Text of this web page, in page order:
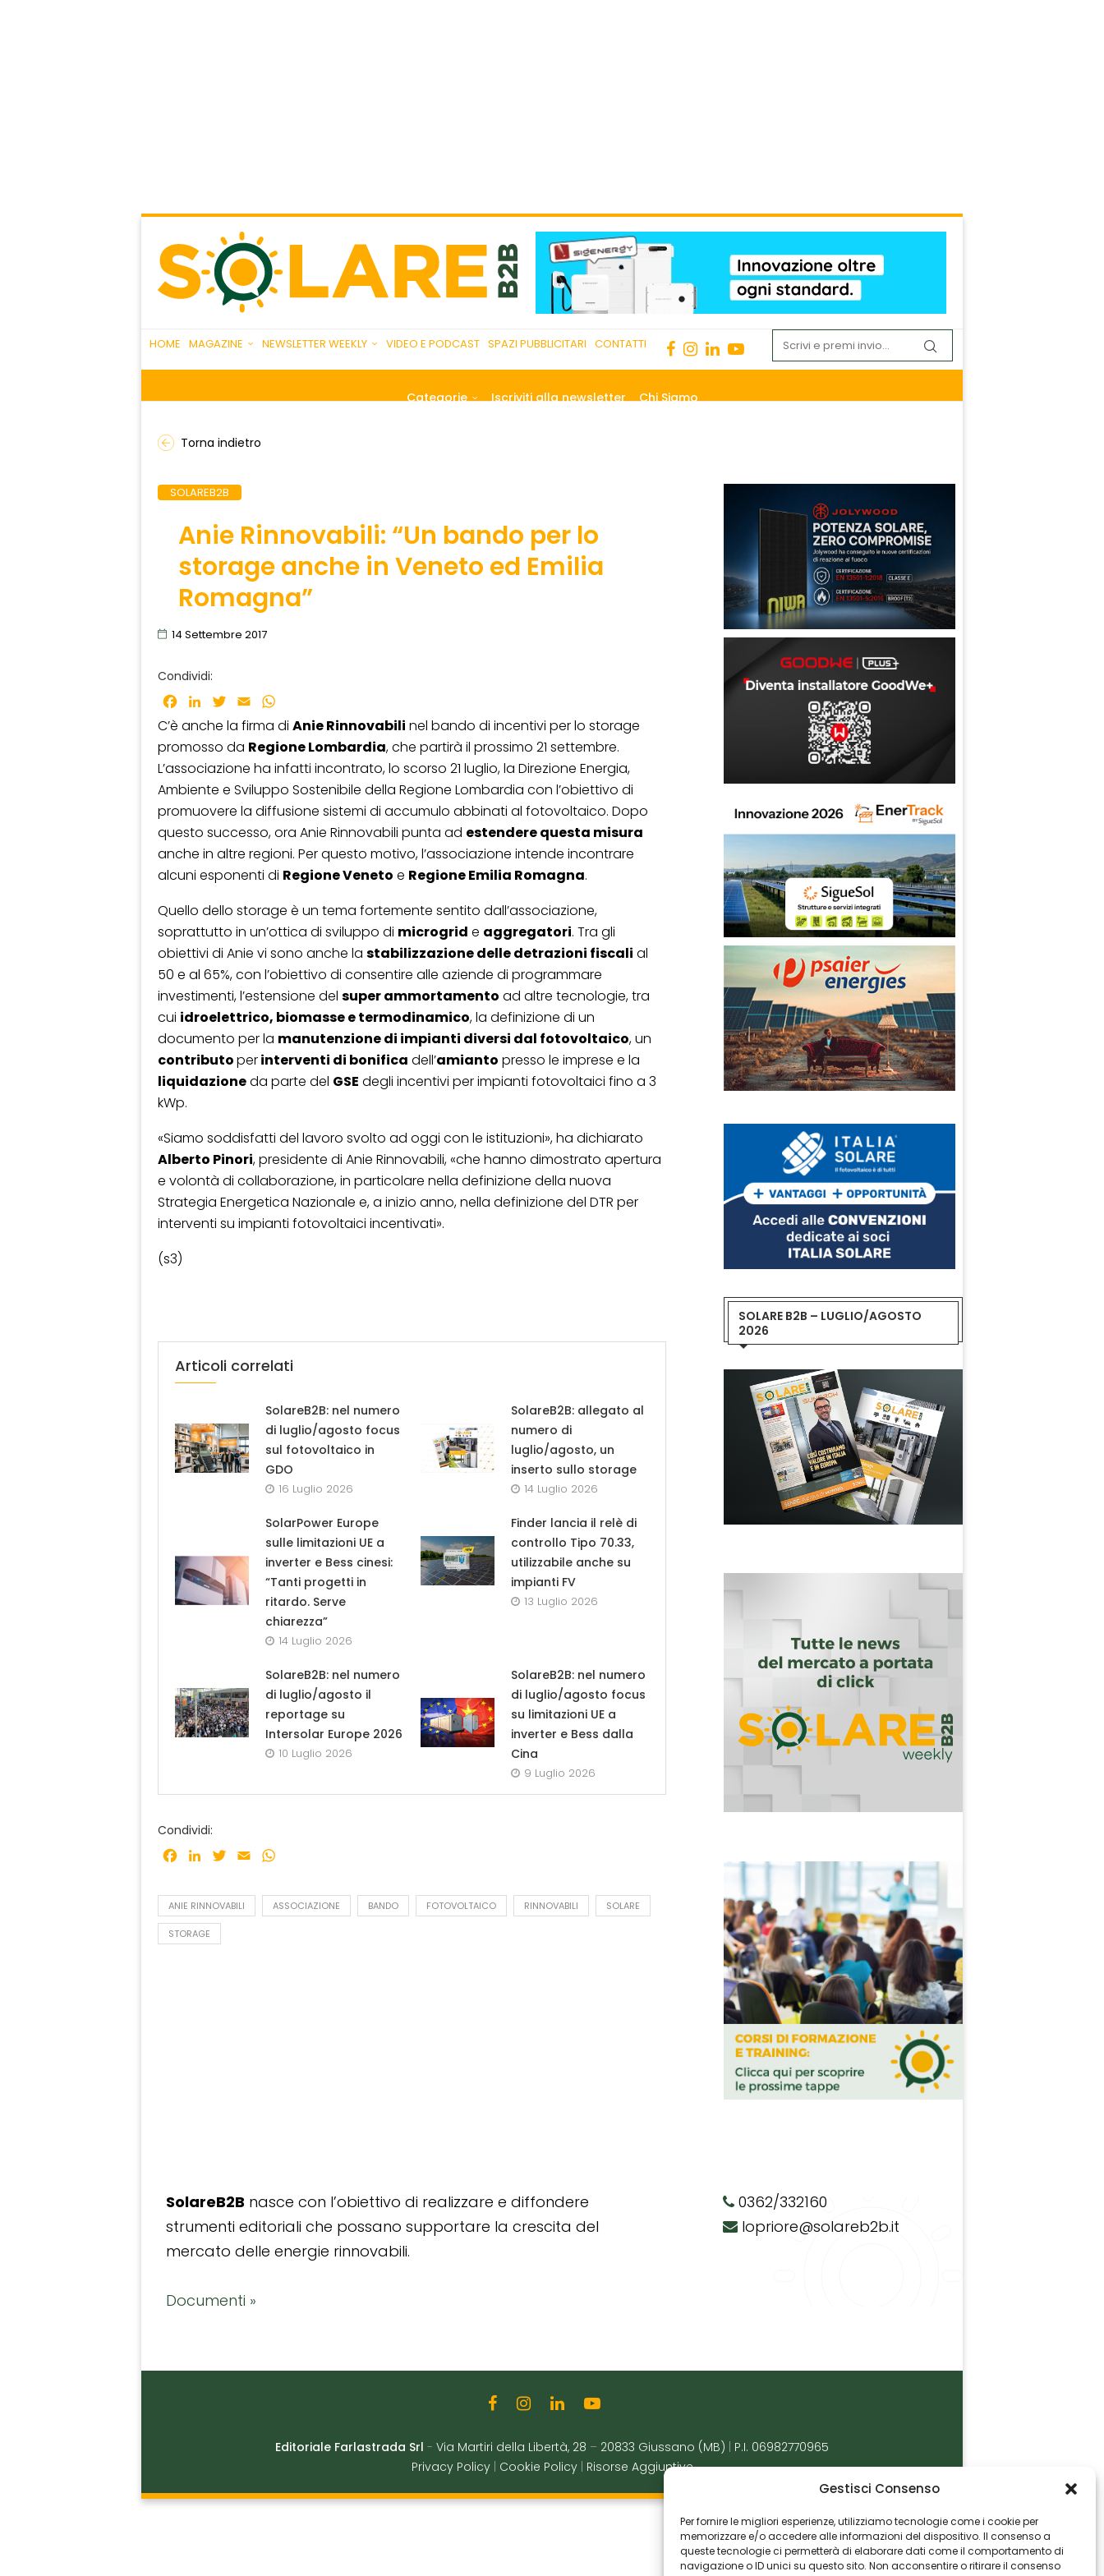
Gestisci Consenso
Per fornire le migliori esperienze, utilizziamo tecnologie come i cookie per
memorizzare e/o accedere alle informazioni del dispositivo. Il consenso a
queste tecnologie ci permetterà di elaborare dati come il comportamento di
navigazione o ID unici su questo sito. Non acconsentire o ritirare il consenso
HOME MAGAZINE NEWSLETTER WEEKLY VIDEO E PODCAST SPAZI PUBBLICITARI CONTATTI
Categorie Iscriviti alla newsletter Chi Siamo
Torna indietro
SOLAREB2B
Anie Rinnovabili: “Un bando per lo
storage anche in Veneto ed Emilia
Romagna”
14 Settembre 2017
Condividi:
Facebook
LinkedInTwitter
Email
C’è anche la firma di Anie Rinnovabili nel bando di incentivi per lo storage
promosso da Regione Lombardia, che partirà il prossimo 21 settembre.
L’associazione ha infatti incontrato, lo scorso 21 luglio, la Direzione Energia,
Ambiente e Sviluppo Sostenibile della Regione Lombardia con l’obiettivo di
promuovere la diffusione sistemi di accumulo abbinati al fotovoltaico. Dopo
questo successo, ora Anie Rinnovabili punta ad estendere questa misura
anche in altre regioni. Per questo motivo, l’associazione intende incontrare
alcuni esponenti di Regione Veneto e Regione Emilia Romagna.
Quello dello storage è un tema fortemente sentito dall’associazione,
soprattutto in un’ottica di sviluppo di microgrid e aggregatori. Tra gli
obiettivi di Anie vi sono anche la stabilizzazione delle detrazioni fiscali al
50 e al 65%, con l’obiettivo di consentire alle aziende di programmare
investimenti, l’estensione del super ammortamento ad altre tecnologie, tra
cui idroelettrico, biomasse e termodinamico, la definizione di un
documento per la manutenzione di impianti diversi dal fotovoltaico, un
contributoperinterventi di bonifica dell’amianto presso le imprese e la
liquidazioneda parte del GSE degli incentivi per impianti fotovoltaici fino a 3
kWp.
«Siamo soddisfatti del lavoro svolto ad oggi con le istituzioni», ha dichiarato
Alberto Pinori, presidente di Anie Rinnovabili, «che hanno dimostrato apertura
e volontà di collaborazione, in particolare nella definizione della nuova
Strategia Energetica Nazionale e, a inizio anno, nella definizione del DTR per
interventi su impianti fotovoltaici incentivati».
(s3)
Articoli correlati
SolareB2B: nel numero
di luglio/agosto focus
sul fotovoltaico in
GDO
16 Luglio 2026
SolareB2B: allegato al
numero di
luglio/agosto, un
inserto sullo storage
14 Luglio 2026
SolarPower Europe
sulle limitazioni UE a
inverter e Bess cinesi:
“Tanti progetti in
ritardo. Serve
chiarezza”
14 Luglio 2026
Finder lancia il relè di
controllo Tipo 70.33,
utilizzabile anche su
impianti FV
13 Luglio 2026
SolareB2B: nel numero
di luglio/agosto il
reportage su
Intersolar Europe 2026
10 Luglio 2026
SolareB2B: nel numero
di luglio/agosto focus
su limitazioni UE a
inverter e Bess dalla
Cina
9 Luglio 2026
Condividi:
Facebook
LinkedInTwitter
Email
ANIE RINNOVABILI ASSOCIAZIONE BANDO FOTOVOLTAICO RINNOVABILI SOLARE
STORAGE
SOLARE B2B – LUGLIO/AGOSTO
2026
SolareB2B nasce con l’obiettivo di realizzare e diffondere
strumenti editoriali che possano supportare la crescita del
mercato delle energie rinnovabili.
Documenti »
0362/332160
lopriore@solareb2b.it
Editoriale Farlastrada Srl - Via Martiri della Libertà, 28 – 20833 Giussano (MB)
P.I. 06982770965
Privacy Policy
Cookie Policy Risorse Aggiuntive